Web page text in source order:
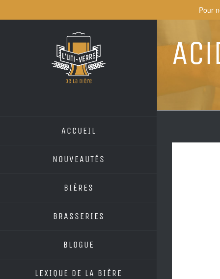
to
ACCUEIL
NOUVEAUTÉS
BIÈRES
BRASSERIES
BLOGUE
LEXIQUE DE LA BIÈRE
Pour